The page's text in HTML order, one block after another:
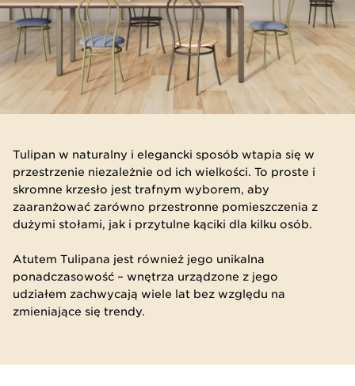
Tulipan w naturalny i elegancki sposób wtapia się w
przestrzenie niezależnie od ich wielkości. To proste i
skromne krzesło jest trafnym wyborem, aby
zaaranżować zarówno przestronne pomieszczenia z
dużymi stołami, jak i przytulne kąciki dla kilku osób.
Atutem Tulipana jest również jego unikalna
ponadczasowość – wnętrza urządzone z jego
udziałem zachwycają wiele lat bez względu na
zmieniające się trendy.